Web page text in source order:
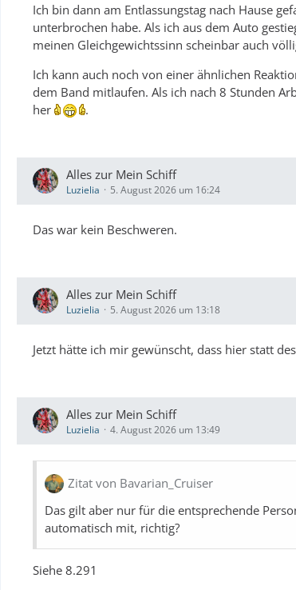
Ich bin dann am Entlassungstag nach Hause
unterbrochen habe. Als ich aus dem Auto
meinen Gleichgewichtssinn scheinbar auch
Ich kann auch noch von einer ähnlichen
dem Band mitlaufen. Als ich nach 8 Stunden
her
.
Alles zur Mein Schiff
Luzielia 5. August 2026 um 16:24
Das war kein Beschweren.
Alles zur Mein Schiff
Luzielia 5. August 2026 um 13:18
Jetzt hätte ich mir gewünscht, dass hier statt
Alles zur Mein Schiff
Luzielia 4. August 2026 um 13:49
Zitat von Bavarian_Cruiser
Das gilt aber nur für die entsprechende
automatisch mit, richtig?
Siehe 8.291